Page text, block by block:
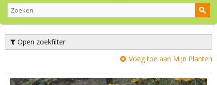
Open zoekfilter
Voeg toe aan Mijn Planten